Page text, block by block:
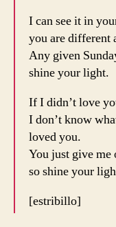
I can see it in
you are different
Any given
shine your light.
If I didn’t love
I don’t know
loved you.
You just give me
so shine your
[estribillo]